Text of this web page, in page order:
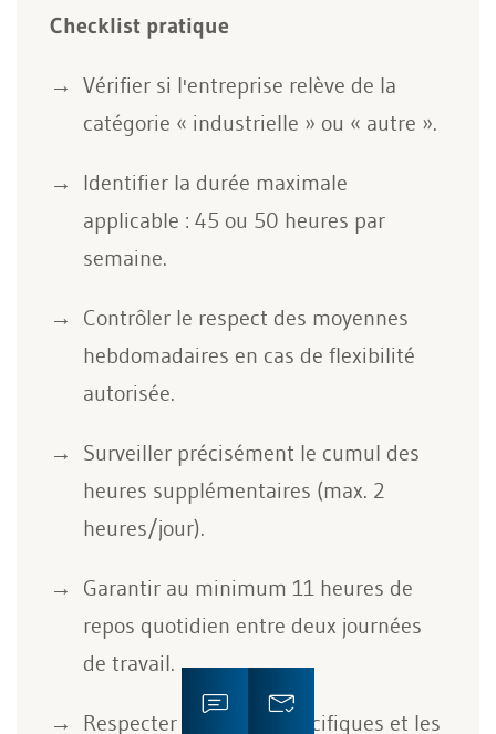
Checklist pratique
Vérifier si l'entreprise relève de la
catégorie « industrielle » ou « autre ».
Identifier la durée maximale
applicable : 45 ou 50 heures par
semaine.
Contrôler le respect des moyennes
hebdomadaires en cas de flexibilité
autorisée.
Surveiller précisément le cumul des
heures supplémentaires (max. 2
heures/jour).
Garantir au minimum 11 heures de
repos quotidien entre deux journées
de travail.
Respecter les règles spécifiques et les